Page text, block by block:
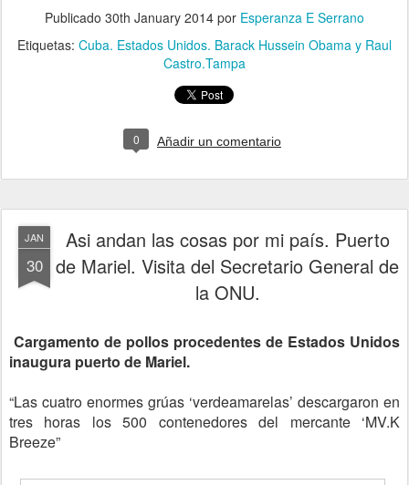
Publicado 30th January 2014 por Esperanza E Serrano
Etiquetas: Cuba. Estados Unidos. Barack Hussein Obama y Raul
Castro.Tampa
0 Añadir un comentario
JAN
30
Asi andan las cosas por mi país. Puerto
de Mariel. Visita del Secretario General de
la ONU.
Cargamento de pollos procedentes de Estados Unidos
inaugura puerto de Mariel.
“Las cuatro enormes grúas ‘verdeamarelas’ descargaron en
tres horas los 500 contenedores del mercante ‘MV.K
Breeze”